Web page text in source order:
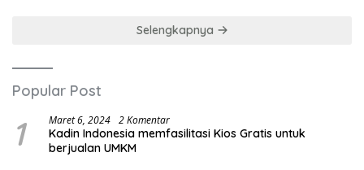
Selengkapnya
Popular Post
1 Maret 6, 2024 2 Komentar
Kadin Indonesia memfasilitasi Kios Gratis untuk
berjualan UMKM